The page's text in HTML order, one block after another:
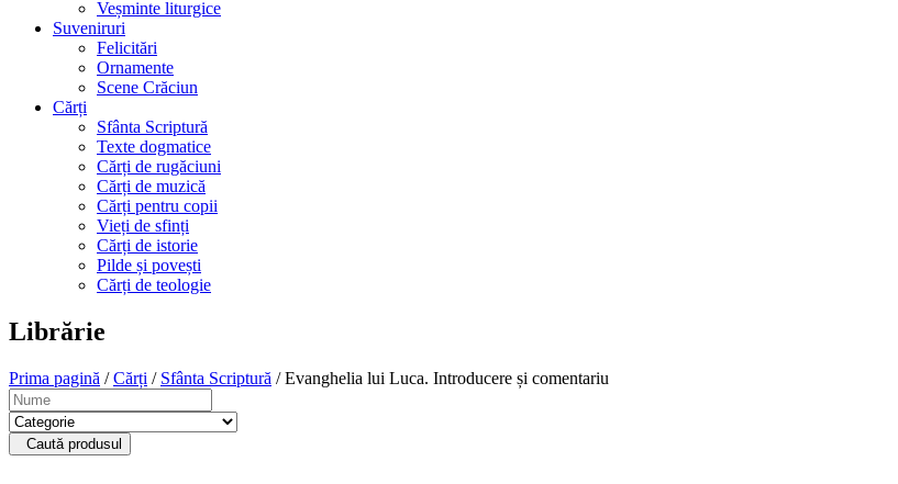
Veșminte liturgice
Suveniruri
Felicitări
Ornamente
Scene Crăciun
Cărți
Sfânta Scriptură
Texte dogmatice
Cărți de rugăciuni
Cărți de muzică
Cărți pentru copii
Vieți de sfinți
Cărți de istorie
Pilde și povești
Cărți de teologie
Librărie
Prima pagină /Cărți / Sfânta Scriptură / Evanghelia lui Luca. Introducere și comentariu
Caută produsul